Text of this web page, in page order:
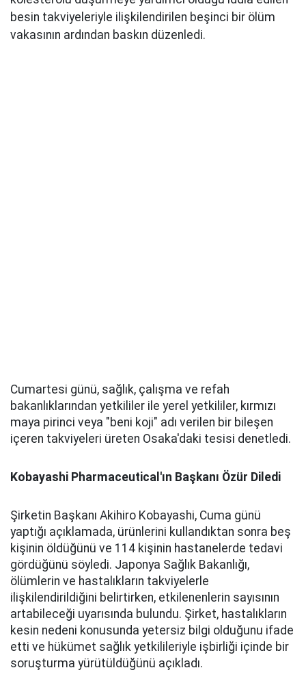
besin takviyeleriyle ilişkilendirilen beşinci bir ölüm
vakasının ardından baskın düzenledi.
Cumartesi günü, sağlık, çalışma ve refah
bakanlıklarından yetkililer ile yerel yetkililer, kırmızı
maya pirinci veya "beni koji" adı verilen bir bileşen
içeren takviyeleri üreten Osaka'daki tesisi denetledi.
Kobayashi Pharmaceutical'ın Başkanı Özür Diledi
Şirketin Başkanı Akihiro Kobayashi, Cuma günü
yaptığı açıklamada, ürünlerini kullandıktan sonra beş
kişinin öldüğünü ve 114 kişinin hastanelerde tedavi
gördüğünü söyledi. Japonya Sağlık Bakanlığı,
ölümlerin ve hastalıkların takviyelerle
ilişkilendirildiğini belirtirken, etkilenenlerin sayısının
artabileceği uyarısında bulundu. Şirket, hastalıkların
kesin nedeni konusunda yetersiz bilgi olduğunu ifade
etti ve hükümet sağlık yetkilileriyle işbirliği içinde bir
soruşturma yürütüldüğünü açıkladı.